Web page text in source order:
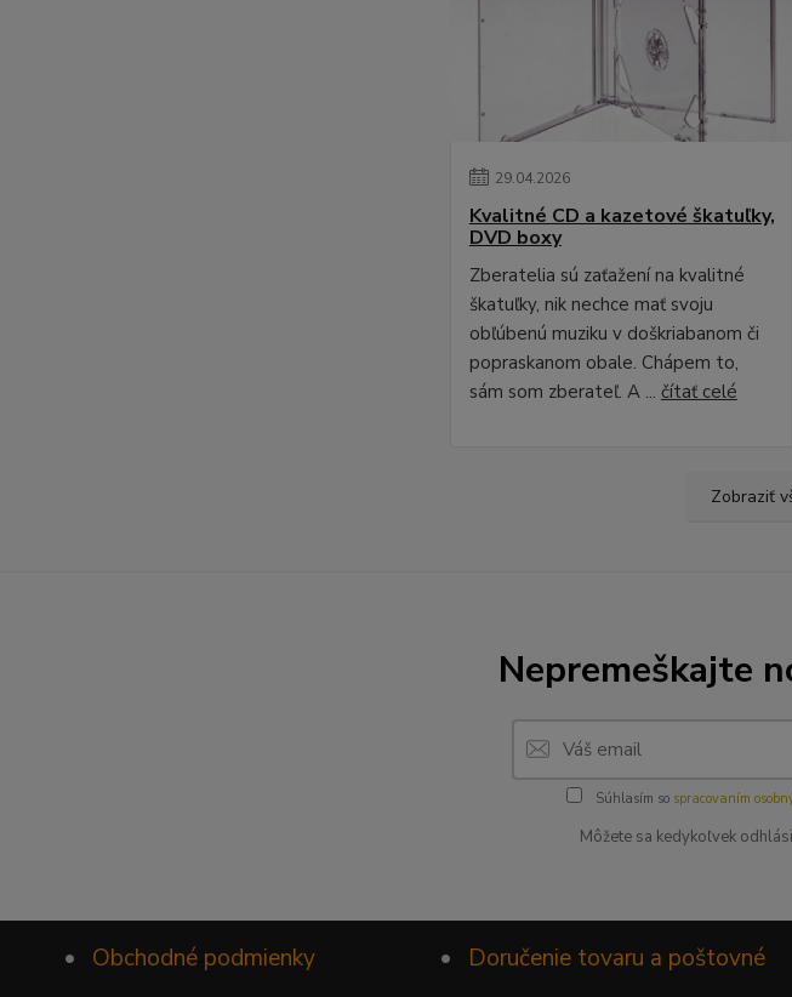
29.04.2026
Kvalitné CD a kazetové škatuľky,
DVD boxy
Zberatelia sú zaťažení na kvalitné
škatuľky, nik nechce mať svoju
obľúbenú muziku v doškriabanom či
popraskanom obale. Chápem to,
sám som zberateľ. A ... čítať celé
Zobraziť
Nepremeškajte
Súhlasím so spracovaním
Môžete sa kedykoľvek
• Obchodné podmienky • Doručenie tovaru a poštovné